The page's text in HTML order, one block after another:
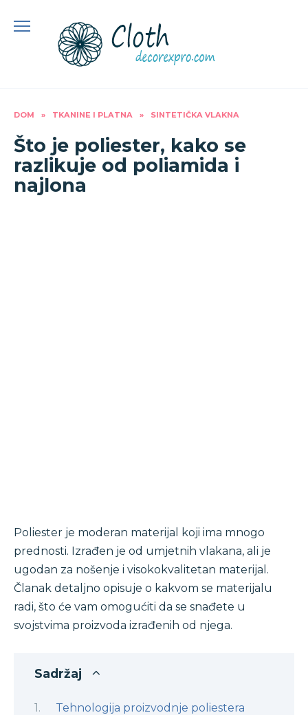
DOM » TKANINE I PLATNA » SINTETIČKA VLAKNA
Što je poliester, kako se
razlikuje od poliamida i
najlona
Poliester je moderan materijal koji ima mnogo
prednosti. Izrađen je od umjetnih vlakana, ali je
ugodan za nošenje i visokokvalitetan materijal.
Članak detaljno opisuje o kakvom se materijalu
radi, što će vam omogućiti da se snađete u
svojstvima proizvoda izrađenih od njega.
Sadržaj
Tehnologija proizvodnje poliestera